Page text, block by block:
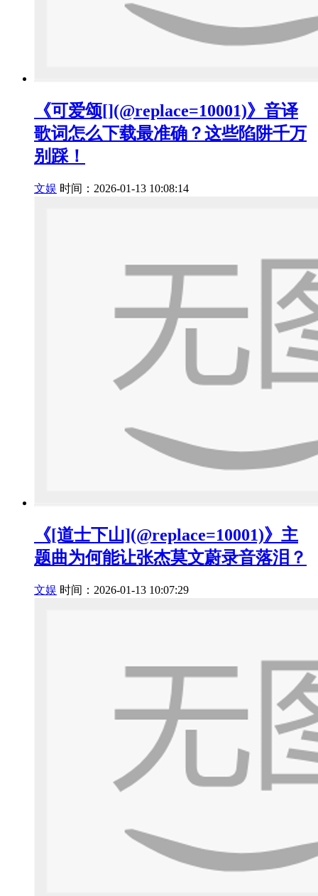
《可爱颂[](@replace=10001)》音译
歌词怎么下载最准确？这些陷阱千万
别踩！
文娱 时间：2026-01-13 10:08:14
《[道士下山](@replace=10001)》主
题曲为何能让张杰莫文蔚录音落泪？
文娱 时间：2026-01-13 10:07:29